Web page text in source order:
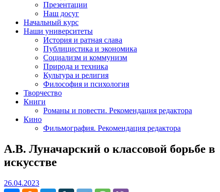
Презентации
Наш досуг
Начальный курс
Наши университеты
История и ратная слава
Публицистика и экономика
Социализм и коммунизм
Природа и техника
Культура и религия
Философия и психология
Творчество
Книги
Романы и повести. Рекомендация редактора
Кино
Фильмография. Рекомендация редактора
А.В. Луначарский о классовой борьбе в
искусстве
26.04.202326.04.2023